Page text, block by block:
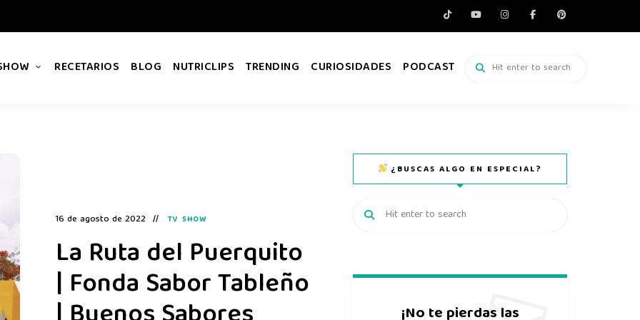
RECETARIOS BLOG NUTRICLIPS TRENDING CURIOSIDADES PODCAST
16 de agosto de 2022 TV SHOW
La Ruta del Puerquito
| Fonda Sabor Tableño
¿BUSCAS ALGO EN ESPECIAL?
¡No te pierdas las